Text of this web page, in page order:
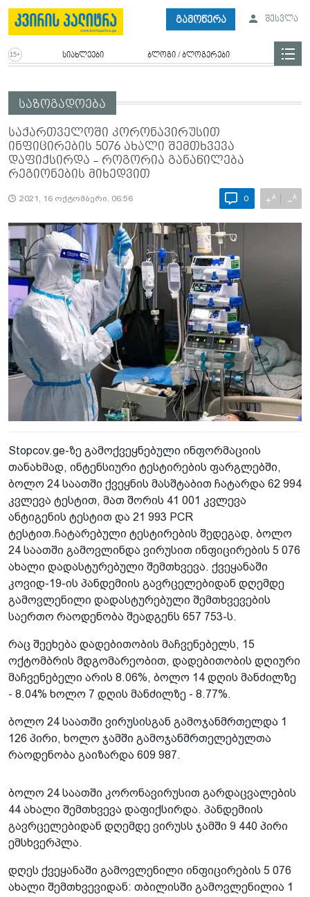
გამოწერა შესვლა
სიახლეები ბლოგი / ბლოგერები
საზოგადოება
საქართველოში კორონავირუსით
ინფიცირების 5076 ახალი შემთხვევა
დაფიქსირდა - როგორია განაწილება
რეგიონების მიხედვით
2021, 16 ოქტომბერი, 06:56 0 +A −A
Stopcov.ge-ზე გამოქვეყნებული ინფორმაციის
თანახმად, ინტენსიური ტესტირების ფარგლებში,
ბოლო 24 საათში ქვეყნის მასშტაბით ჩატარდა 62 994
კვლევა ტესტით, მათ შორის 41 001 კვლევა
ანტიგენის ტესტით და 21 993 PCR
ტესტით.ჩატარებული ტესტირების შედეგად, ბოლო
24 საათში გამოვლინდა ვირუსით ინფიცირების 5 076
ახალი დადასტურებული შემთხვევა. ქვეყანაში
კოვიდ-19-ის პანდემიის გავრცელებიდან დღემდე
გამოვლენილი დადასტურებული შემთხვევების
საერთო რაოდენობა შეადგენს 657 753-ს.
რაც შეეხება დადებითობის მაჩვენებელს, 15
ოქტომბრის მდგომარეობით, დადებითობის დღიური
მაჩვენებელი არის 8.06%, ბოლო 14 დღის მანძილზე
- 8.04% ხოლო 7 დღის მანძილზე - 8.77%.
ბოლო 24 საათში ვირუსისგან გამოჯანმრთელდა 1
126 პირი, ხოლო ჯამში გამოჯანმრთელებულთა
რაოდენობა გაიზარდა 609 987.
ბოლო 24 საათში კორონავირუსით გარდაცვალების
44 ახალი შემთხვევა დაფიქსირდა. პანდემიის
გავრცელებიდან დღემდე ვირუსს ჯამში 9 440 პირი
ემსხვერპლა.
დღეს ქვეყანაში გამოვლენილი ინფიცირების 5 076
ახალი შემთხვევიდან: თბილისში გამოვლენილია 1